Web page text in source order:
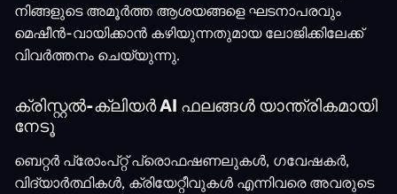
നിങ്ങളുടെ അമൂർത്ത ആശയങ്ങളെ ഘടനാപരവും
മെഷീൻ-വായിക്കാൻ കഴിയുന്നതുമായ ലോജിക്കിലേക്ക്
വിവർത്തനം ചെയ്യുന്നു.
ക്രിസ്റ്റൽ-ക്ലിയർ AI ഫലങ്ങൾ യാന്ത്രികമായി
നേടൂ
ബെറ്റർ പ്രോംപ്റ്റ് പ്രൊഫഷണലുകൾ, ഗവേഷകർ,
വിദ്യാർത്ഥികൾ, ക്രിയേറ്റീവുകൾ എന്നിവരെ അവരുടെ